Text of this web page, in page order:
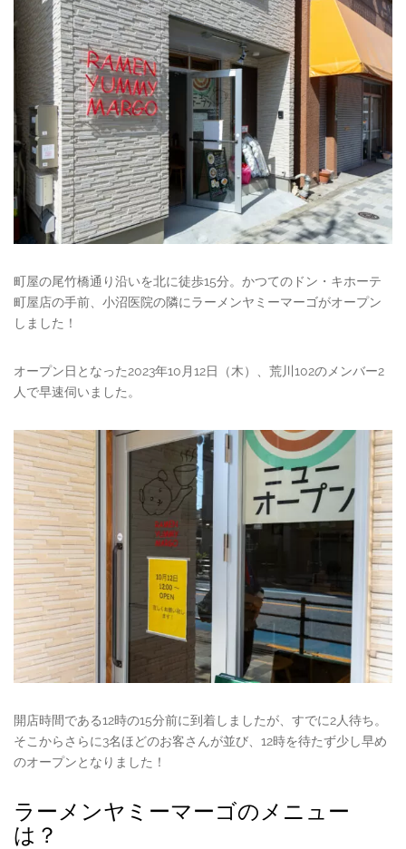
町屋の尾竹橋通り沿いを北に徒歩15分。かつてのドン・キホーテ
町屋店の手前、小沼医院の隣にラーメンヤミーマーゴがオープン
しました！
オープン日となった2023年10月12日（木）、荒川102のメンバー2
人で早速伺いました。
開店時間である12時の15分前に到着しましたが、すでに2人待ち。
そこからさらに3名ほどのお客さんが並び、12時を待たず少し早め
のオープンとなりました！
ラーメンヤミーマーゴのメニュー
は？